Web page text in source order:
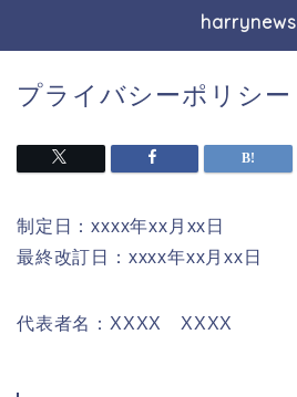
harrynews
プライバシーポリシー
制定日：xxxx年xx月xx日
最終改訂日：xxxx年xx月xx日
代表者名：XXXX XXXX